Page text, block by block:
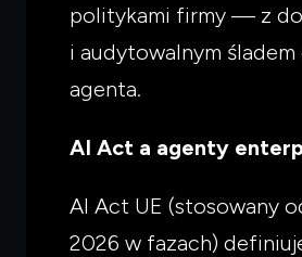
politykami firmy — z
i audytowalnym śladem
agenta.
AI Act a agenty
AI Act UE (stosowany
2026 w fazach)